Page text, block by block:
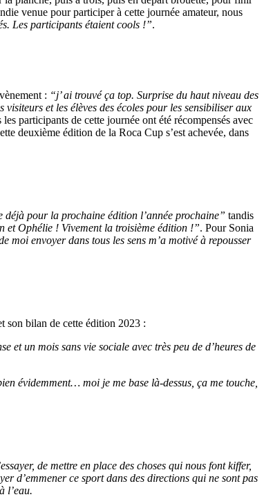
venue pour participer à cette journée amateur, nous
Les participants étaient cools !”.
: “j’ ai trouvé ça top. Surprise du haut niveau des
et les élèves des écoles pour les sensibiliser aux
participants de cette journée ont été récompensés avec
deuxième édition de la Roca Cup s’est achevée, dans
déjà pour la prochaine édition l’année prochaine” tandis
et Ophélie ! Vivement la troisième édition !”. Pour Sonia
moi envoyer dans tous les sens m’a motivé à repousser
son bilan de cette édition 2023 :
et un mois sans vie sociale avec très peu de d’heures de
évidemment… moi je me base là-dessus, ça me touche,
de mettre en place des choses qui nous font kiffer,
d’emmener ce sport dans des directions qui ne sont pas
l’eau.